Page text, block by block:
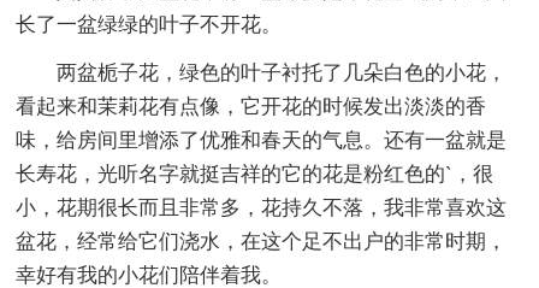
长了一盆绿绿的叶子不开花。
两盆栀子花，绿色的叶子衬托了几朵白色的小花，
看起来和茉莉花有点像，它开花的时候发出淡淡的香
味，给房间里增添了优雅和春天的气息。还有一盆就是
长寿花，光听名字就挺吉祥的它的花是粉红色的`，很
小，花期很长而且非常多，花持久不落，我非常喜欢这
盆花，经常给它们浇水，在这个足不出户的非常时期，
幸好有我的小花们陪伴着我。